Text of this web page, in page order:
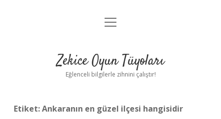
Anasayfa
Yasal Uyarı
menüyü
Zekice Oyun Tüyoları
Eğlenceli bilgilerle zihnini çalıştır!
Etiket:Ankaranın en güzel ilçesi hangisidir